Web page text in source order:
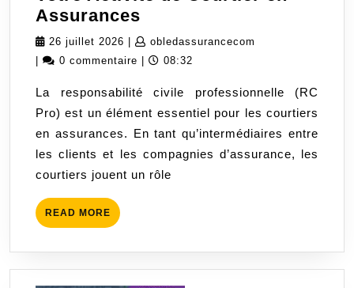
Assurances
RC
Pro
Protégez
Votre
Activité
de
Courtier
26 juillet 2026 26
juillet
| obledassurancecom
|
0 commentaire | 08:32
La responsabilité civile professionnelle (RC
Pro) est un élément essentiel pour les courtiers
en assurances. En tant qu’intermédiaires entre
les clients et les compagnies d’assurance, les
courtiers jouent un rôle
READ MORE READ
MORE